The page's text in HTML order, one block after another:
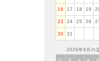
16 17 18 19
23 24 25 26
30 31
2026年9月の